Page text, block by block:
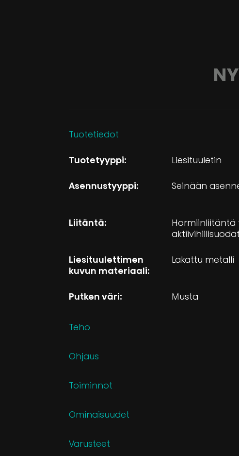
Tuotetiedot
Tuotetyyppi: Liesituuletin
Asennustyyppi: Seinään
Liitäntä:
Hormiinliitäntä
Liesituulettimen
kuvun materiaali:
Lakattu metalli
Putken väri: Musta
Teho
Ohjaus
Toiminnot
Ominaisuudet
Varusteet